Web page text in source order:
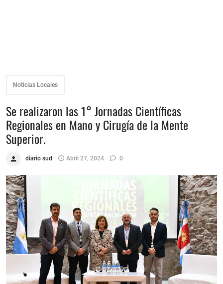
Noticias Locales
Se realizaron las 1° Jornadas Científicas
Regionales en Mano y Cirugía de la Mente
Superior.
diario sud Abril 27, 2024 0